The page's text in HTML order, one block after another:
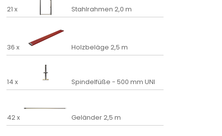
21 x Stahlrahmen 2,0 m
36 x Holzbeläge 2,5 m
14 x Spindelfüße - 500 mm UNI
42 x Geländer 2,5 m